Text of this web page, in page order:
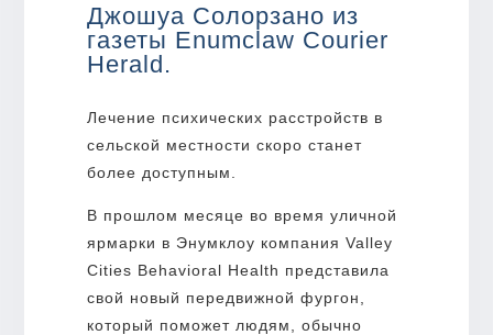
Джошуа Солорзано из
газеты Enumclaw Courier
Herald.
Лечение психических расстройств в
сельской местности скоро станет
более доступным.
В прошлом месяце во время уличной
ярмарки в Энумклоу компания Valley
Cities Behavioral Health представила
свой новый передвижной фургон,
который поможет людям, обычно